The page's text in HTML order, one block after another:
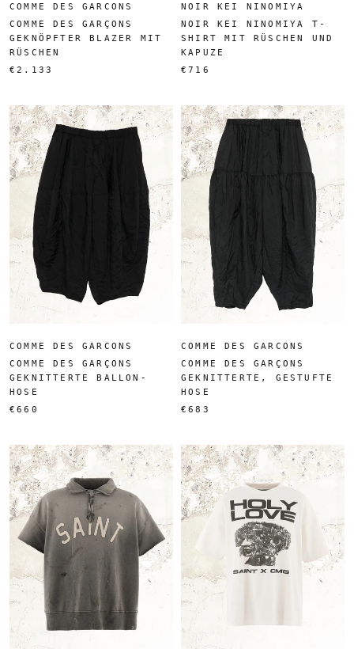
COMME DES GARCONS
COMME DES GARÇONS
GEKNÖPFTER BLAZER MIT
RÜSCHEN
€2.133
NOIR KEI NINOMIYA
NOIR KEI NINOMIYA T-
SHIRT MIT RÜSCHEN UND
KAPUZE
€716
COMME DES GARCONS
COMME DES GARÇONS
GEKNITTERTE BALLON-
HOSE
€660
COMME DES GARCONS
COMME DES GARÇONS
GEKNITTERTE, GESTUFTE
HOSE
€683